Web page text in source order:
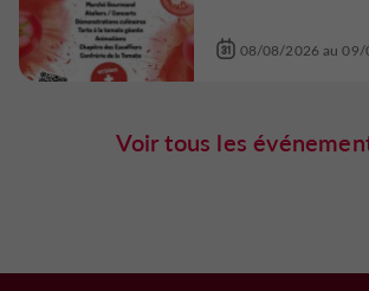
08/08/2026 au
Voir tous les